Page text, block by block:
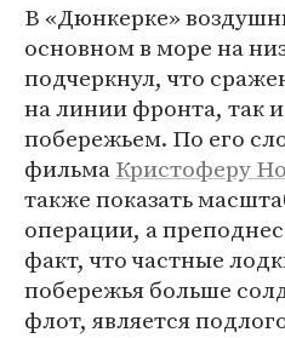
В «Дюнкерке»
основном в море на
подчеркнул, что
на линии фронта, так
побережьем. По его
фильмаКристоферу
также показать
операции, а
факт, что частные
побережья больше
флот, является